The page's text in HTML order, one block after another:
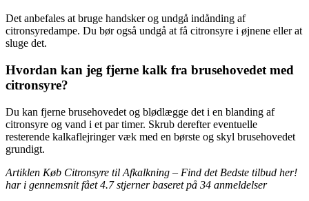
Det anbefales at bruge handsker og undgå indånding af
citronsyredampe. Du bør også undgå at få citronsyre i øjnene eller at
sluge det.
Hvordan kan jeg fjerne kalk fra brusehovedet med
citronsyre?
Du kan fjerne brusehovedet og blødlægge det i en blanding af
citronsyre og vand i et par timer. Skrub derefter eventuelle
resterende kalkaflejringer væk med en børste og skyl brusehovedet
grundigt.
Artiklen Køb Citronsyre til Afkalkning – Find det Bedste tilbud her!
har i gennemsnit fået4.7stjerner baseret på 34 anmeldelser